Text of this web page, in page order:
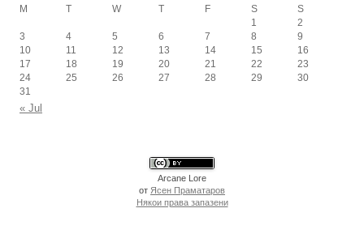
M T W T F S
S
1
2
3
4 5 6 7 8
9
10
11 12 13 14 15
16
17
18 19 20 21 22
23
24
25 26 27 28 29
30
31
« Jul
Arcane Lore
от Ясен Праматаров
Някои права запазени